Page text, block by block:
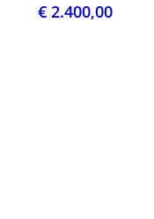
€ 2.400,00